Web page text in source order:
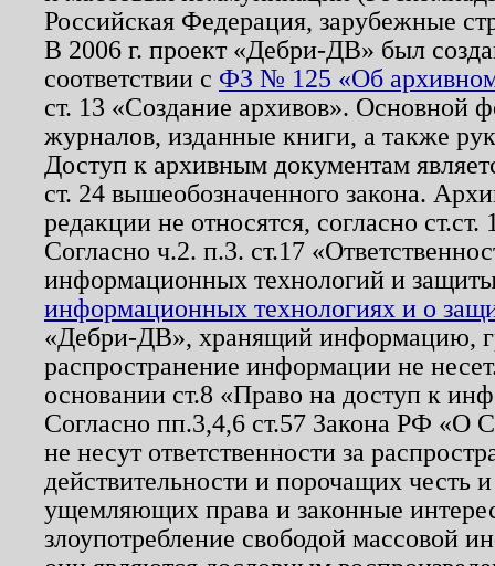
Российская Федерация, зарубежные
В 2006 г. проект «Дебри-ДВ» был
соответствии с ФЗ № 125 «Об
ст. 13 «Создание архивов». Основной
журналов, изданные книги, а также
Доступ к архивным документам
ст. 24 вышеобозначенного закона.
редакции не относятся, согласно
Согласно ч.2. п.3. ст.17
информационных технологий и
информационных технологиях и о
«Дебри-ДВ», хранящий информацию,
распространение информации не
основании ст.8 «Право на доступ к
Согласно пп.3,4,6 ст.57 Закона РФ «О
не несут ответственности за
действительности и порочащих честь
ущемляющих права и законные
злоупотребление свободой массовой